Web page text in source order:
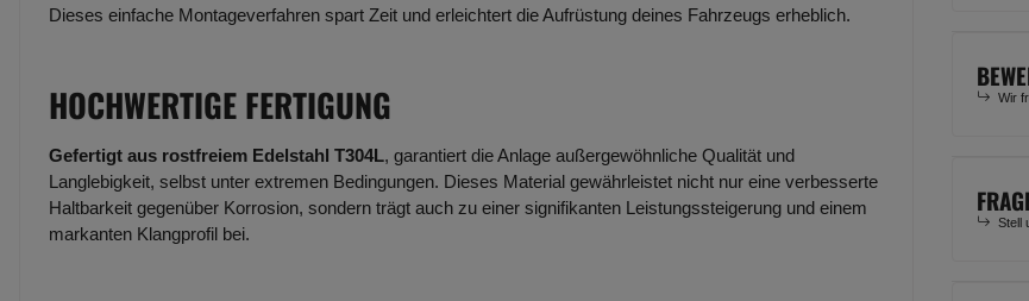
Wir
Stell
Dieses einfache Montageverfahren spart Zeit und erleichtert die Aufrüstung deines Fahrzeugs erheblich.
HOCHWERTIGE FERTIGUNG
Gefertigt aus rostfreiem Edelstahl T304L, garantiert die Anlage außergewöhnliche Qualität und
Langlebigkeit, selbst unter extremen Bedingungen. Dieses Material gewährleistet nicht nur eine verbesserte
Haltbarkeit gegenüber Korrosion, sondern trägt auch zu einer signifikanten Leistungssteigerung und einem
markanten Klangprofil bei.